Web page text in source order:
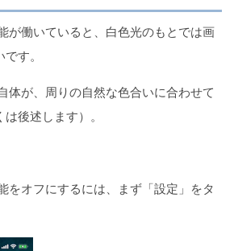
）
が働いていると、白色光のもとでは画
す。
体が、周りの自然な色合いに合わせて
後述します）。
をオフにするには、まず「設定」をタ